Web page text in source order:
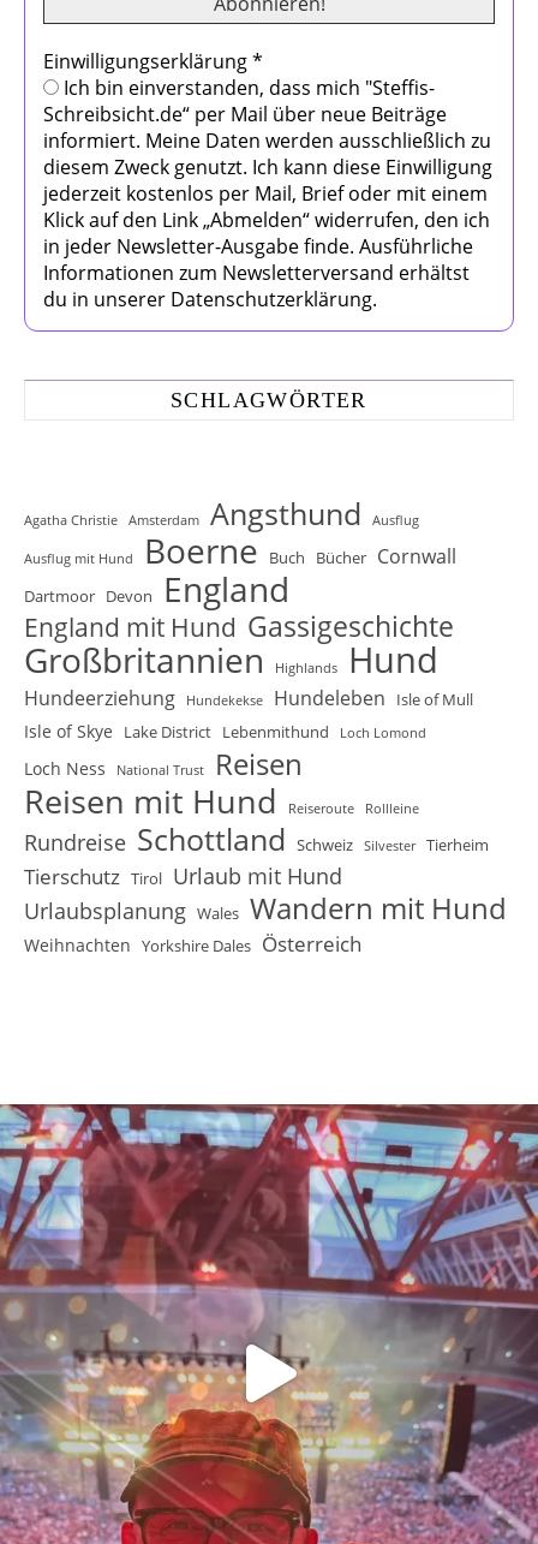
Einwilligungserklärung*
Ich bin einverstanden, dass mich "Steffis-
Schreibsicht.de“ per Mail über neue Beiträge
informiert. Meine Daten werden ausschließlich zu
diesem Zweck genutzt. Ich kann diese Einwilligung
jederzeit kostenlos per Mail, Brief oder mit einem
Klick auf den Link „Abmelden“ widerrufen, den ich
in jeder Newsletter-Ausgabe finde. Ausführliche
Informationen zum Newsletterversand erhältst
du in unserer Datenschutzerklärung.
SCHLAGWÖRTER
Agatha Christie Amsterdam Angsthund Ausflug
Ausflug mit Hund Boerne Buch Bücher Cornwall
Dartmoor Devon England
England mit Hund Gassigeschichte
Großbritannien Highlands Hund
Hundeerziehung Hundekekse Hundeleben Isle of Mull
Isle of Skye Lake District Lebenmithund Loch Lomond
Loch Ness National Trust Reisen
Reisen mit Hund Reiseroute Rollleine
Rundreise Schottland Schweiz Silvester Tierheim
Tierschutz Tirol Urlaub mit Hund
Urlaubsplanung Wales Wandern mit Hund
Weihnachten Yorkshire Dales Österreich